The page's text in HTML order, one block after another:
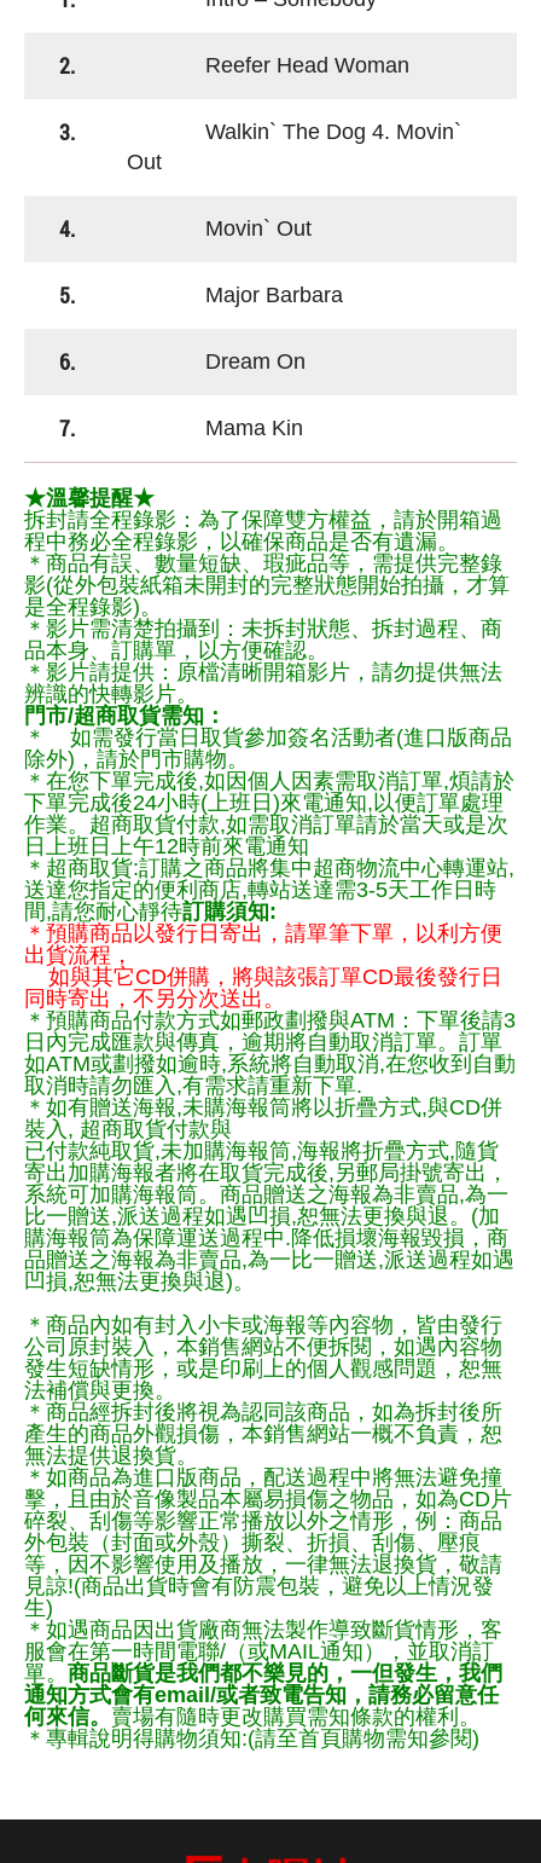
2. Reefer Head Woman
3.
Walkin` The Dog 4. Movin`
Out
4. Movin` Out
5. Major Barbara
6. Dream On
7. Mama Kin
★溫馨提醒★
拆封請全程錄影：為了保障雙方權益，請於開箱過
程中務必全程錄影，以確保商品是否有遺漏。
＊商品有誤、數量短缺、瑕疵品等，需提供完整錄
影(從外包裝紙箱未開封的完整狀態開始拍攝，才算
是全程錄影)。
＊影片需清楚拍攝到：未拆封狀態、拆封過程、商
品本身、訂購單，以方便確認。
＊影片請提供：原檔清晰開箱影片，請勿提供無法
辨識的快轉影片。
門市/超商取貨需知：
＊ 如需發行當日取貨參加簽名活動者(進口版商品
除外)，請於門市購物。
＊在您下單完成後,如因個人因素需取消訂單,煩請於
下單完成後24小時(上班日)來電通知,以便訂單處理
作業。超商取貨付款,如需取消訂單請於當天或是次
日上班日上午12時前來電通知
＊超商取貨:訂購之商品將集中超商物流中心轉運站,
送達您指定的便利商店,轉站送達需3-5天工作日時
間,請您耐心靜待訂購須知:
＊預購商品以發行日寄出，請單筆下單，以利方便
出貨流程，
如與其它CD併購，將與該張訂單CD最後發行日
同時寄出，不另分次送出。
＊預購商品付款方式如郵政劃撥與ATM：下單後請3
日內完成匯款與傳真，逾期將自動取消訂單。訂單
如ATM或劃撥如逾時,系統將自動取消,在您收到自動
取消時請勿匯入,有需求請重新下單.
＊如有贈送海報,未購海報筒將以折疊方式,與CD併
裝入, 超商取貨付款與
已付款純取貨,未加購海報筒,海報將折疊方式,隨貨
寄出加購海報者將在取貨完成後,另郵局掛號寄出，
系統可加購海報筒。商品贈送之海報為非賣品,為一
比一贈送,派送過程如遇凹損,恕無法更換與退。(加
購海報筒為保障運送過程中.降低損壞海報毀損，商
品贈送之海報為非賣品,為一比一贈送,派送過程如遇
凹損,恕無法更換與退)。
＊商品內如有封入小卡或海報等內容物，皆由發行
公司原封裝入，本銷售網站不便拆閱，如遇內容物
發生短缺情形，或是印刷上的個人觀感問題，恕無
法補償與更換。
＊商品經拆封後將視為認同該商品，如為拆封後所
產生的商品外觀損傷，本銷售網站一概不負責，恕
無法提供退換貨。
＊如商品為進口版商品，配送過程中將無法避免撞
擊，且由於音像製品本屬易損傷之物品，如為CD片
碎裂、刮傷等影響正常播放以外之情形，例：商品
外包裝（封面或外殼）撕裂、折損、刮傷、壓痕
等，因不影響使用及播放，一律無法退換貨，敬請
見諒!(商品出貨時會有防震包裝，避免以上情況發
生)
＊如遇商品因出貨廠商無法製作導致斷貨情形，客
服會在第一時間電聯/（或MAIL通知），並取消訂
單。 商品斷貨是我們都不樂見的，一但發生，我們
通知方式會有email/或者致電告知，請務必留意任
何來信。 賣場有隨時更改購買需知條款的權利。
＊專輯說明得購物須知:(請至首頁購物需知參閱)